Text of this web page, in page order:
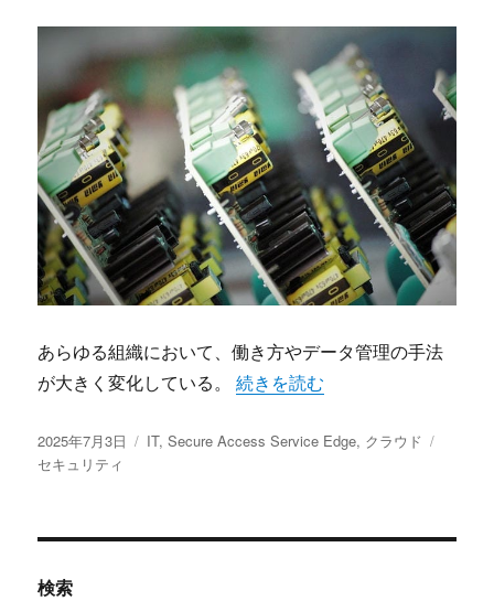
あらゆる組織において、働き方やデータ管理の手法
が大きく変化している。“新時代の働き方とセキュリティ
続きを読む
投
稿
2025年7月3日
カ
ー
IT,Secure Access Service Edge, クラウド
セキュリティ
検索